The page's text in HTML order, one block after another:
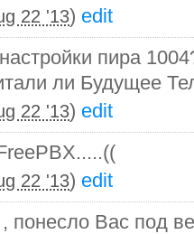
22 '13) edit
пира
ли Будущее
22 '13) edit
22 '13) edit
понесло Вас под